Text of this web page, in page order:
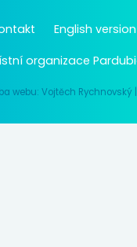
English version
organizace
webu: Vojtěch